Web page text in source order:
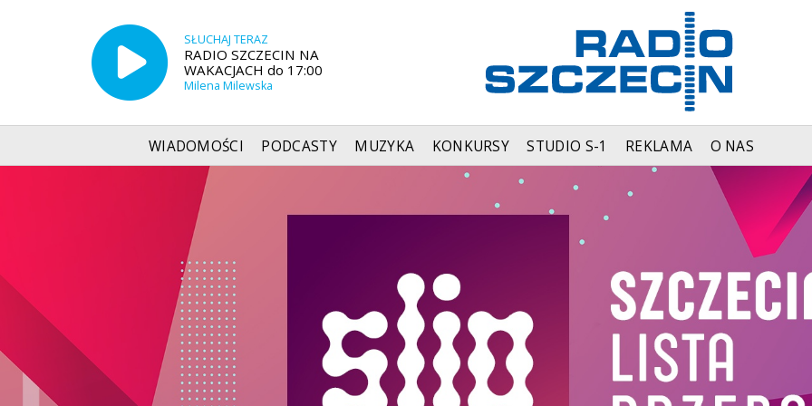
SŁUCHAJ TERAZ
RADIO SZCZECIN NA
WAKACJACH do 17:00
Milena Milewska
WIADOMOŚCI PODCASTY MUZYKA KONKURSY STUDIO S-1 REKLAMA O NAS